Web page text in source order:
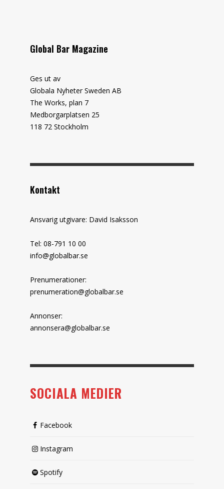
Global Bar Magazine
Ges ut av
Globala Nyheter Sweden AB
The Works, plan 7
Medborgarplatsen 25
118 72 Stockholm
Kontakt
Ansvarig utgivare: David Isaksson
Tel: 08-791 10 00
info@globalbar.se
Prenumerationer:
prenumeration@globalbar.se
Annonser:
annonsera@globalbar.se
SOCIALA MEDIER
Facebook
Instagram
Spotify